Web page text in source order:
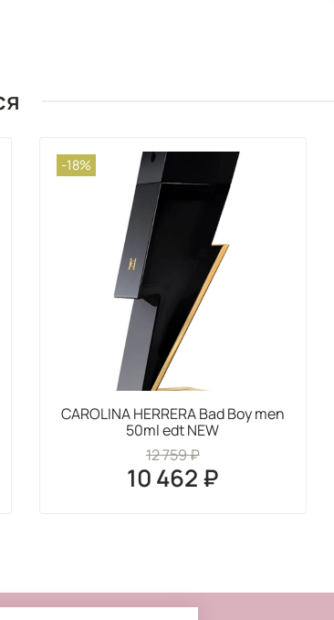
-18%
CAROLINA HERRERA Bad Boy men
50ml edt NEW
12 759 ₽
10 462 ₽